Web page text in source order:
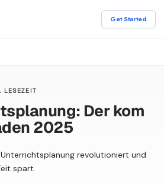
Get Started
LESEZEIT
Der kom
2025
Unterrichtsplanung revolutioniert und
spart.